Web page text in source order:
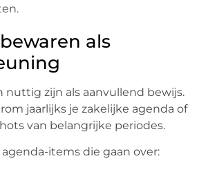
als
nuttig zijn als aanvullend bewijs.
jaarlijks je zakelijke agenda of
van belangrijke periodes.
agenda-items die gaan over: